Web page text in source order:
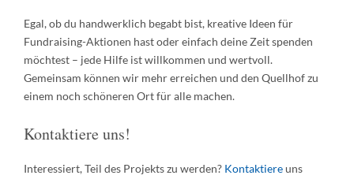
Egal, ob du handwerklich begabt bist, kreative Ideen für
Fundraising-Aktionen hast oder einfach deine Zeit spenden
möchtest – jede Hilfe ist willkommen und wertvoll.
Gemeinsam können wir mehr erreichen und den Quellhof zu
einem noch schöneren Ort für alle machen.
Kontaktiere uns!
Interessiert, Teil des Projekts zu werden? Kontaktiereuns